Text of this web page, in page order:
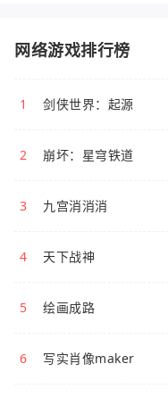
网络游戏排行榜
1 剑侠世界：起源
2 崩坏：星穹铁道
3 九宫消消消
4 天下战神
5 绘画成路
6 写实肖像maker